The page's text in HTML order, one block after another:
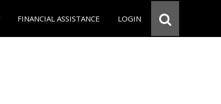
FINANCIAL ASSISTANCE LOGIN